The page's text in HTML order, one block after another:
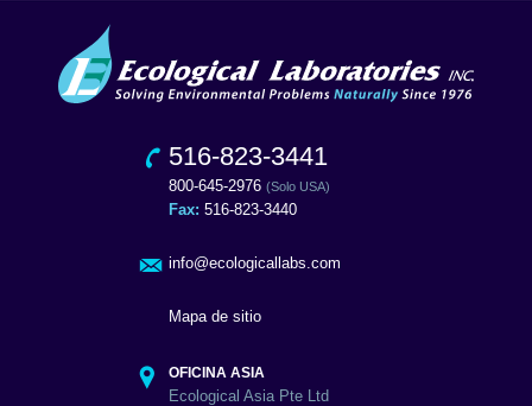
516-823-3441
800-645-2976 (Solo USA)
Fax: 516-823-3440
info@ecologicallabs.com
Mapa de sitio
OFICINA ASIA
Ecological Asia Pte Ltd